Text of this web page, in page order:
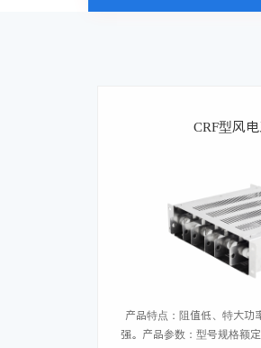
CRF型风
产品特点：阻值低、特大功
强。产品参数：型号规格额